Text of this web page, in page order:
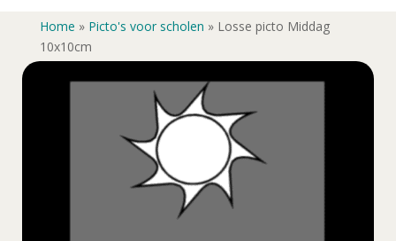
Home » Picto's voor scholen » Losse picto Middag
10x10cm